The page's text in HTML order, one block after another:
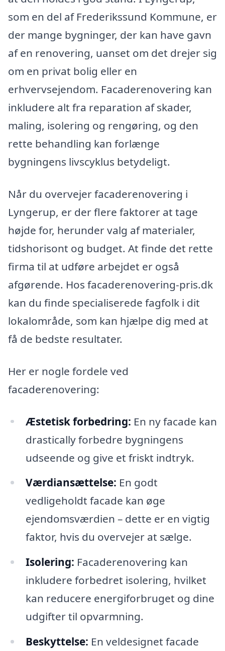
som en del af Frederikssund Kommune, er
der mange bygninger, der kan have gavn
af en renovering, uanset om det drejer sig
om en privat bolig eller en
erhvervsejendom. Facaderenovering kan
inkludere alt fra reparation af skader,
maling, isolering og rengøring, og den
rette behandling kan forlænge
bygningens livscyklus betydeligt.
Når du overvejer facaderenovering i
Lyngerup, er der flere faktorer at tage
højde for, herunder valg af materialer,
tidshorisont og budget. At finde det rette
firma til at udføre arbejdet er også
afgørende. Hos facaderenovering-pris.dk
kan du finde specialiserede fagfolk i dit
lokalområde, som kan hjælpe dig med at
få de bedste resultater.
Her er nogle fordele ved
facaderenovering:
Æstetisk forbedring: En ny facade kan
drastically forbedre bygningens
udseende og give et friskt indtryk.
Værdiansættelse: En godt
vedligeholdt facade kan øge
ejendomsværdien – dette er en vigtig
faktor, hvis du overvejer at sælge.
Isolering: Facaderenovering kan
inkludere forbedret isolering, hvilket
kan reducere energiforbruget og dine
udgifter til opvarmning.
Beskyttelse: En veldesignet facade